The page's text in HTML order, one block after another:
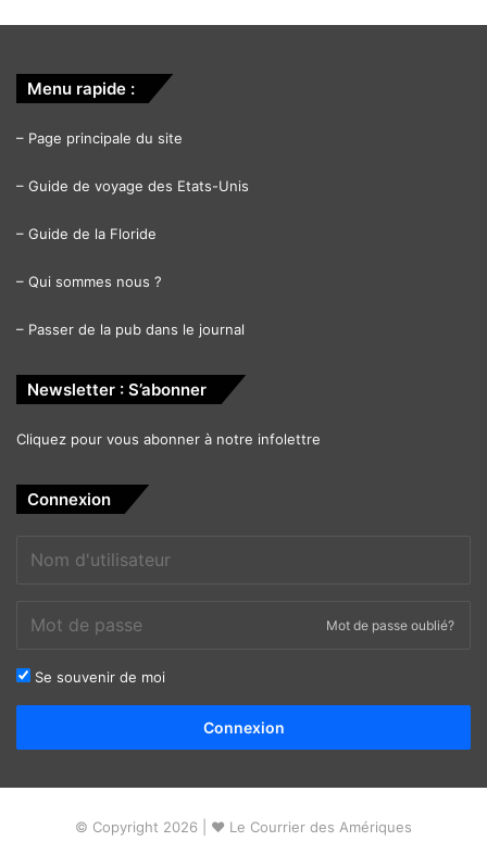
Menu rapide :
– Page principale du site
– Guide de voyage des Etats-Unis
– Guide de la Floride
– Qui sommes nous ?
– Passer de la pub dans le journal
Newsletter : S’abonner
Cliquez pour vous abonner à notre infolettre
Connexion
Mot de passe oublié?
Se souvenir de moi
Connexion
© Copyright 2026 | ❤ Le Courrier des Amériques